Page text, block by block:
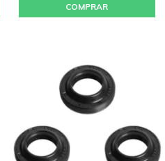
COMPRAR